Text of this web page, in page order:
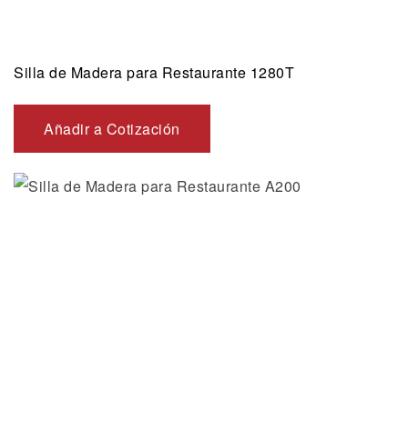
Silla de Madera para Restaurante 1280T
Añadir a Cotización